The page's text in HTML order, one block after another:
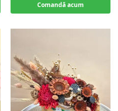
Comandă acum